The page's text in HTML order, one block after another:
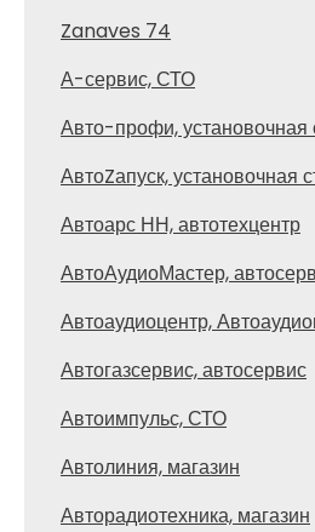
Zanaves 74
А-сервис, СТО
Авто-профи, установочная
АвтоZапуск, установочная
Автоарс НН, автотехцентр
АвтоАудиоМастер,
Автоаудиоцентр,
Автогазсервис, автосервис
Автоимпульс, СТО
Автолиния, магазин
Авторадиотехника, магазин